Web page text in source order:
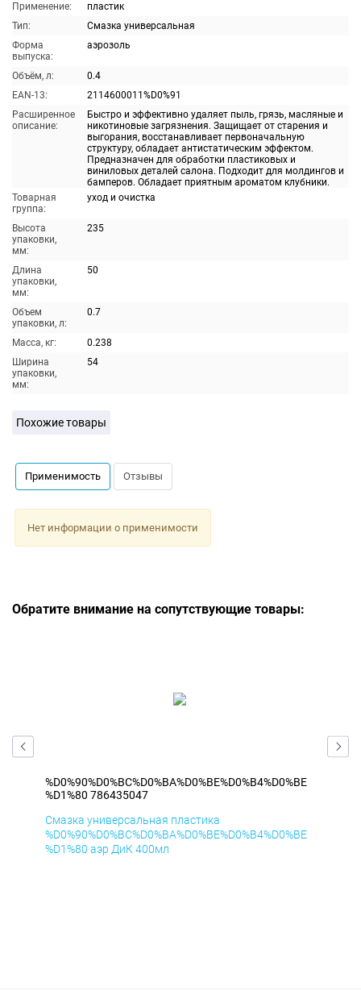
Применение:
пластик
Тип:
Смазка универсальная
Форма
выпуска:
аэрозоль
Объём, л:
0.4
EAN-13:
2114600011%D0%91
Расширенное
описание:
Быстро и эффективно удаляет пыль, грязь, масляные и
никотиновые загрязнения. Защищает от старения и
выгорания, восстанавливает первоначальную
структуру, обладает антистатическим эффектом.
Предназначен для обработки пластиковых и
виниловых деталей салона. Подходит для молдингов и
бамперов. Обладает приятным ароматом клубники.
Товарная
группа:
уход и очистка
Высота
упаковки,
мм:
235
Длина
упаковки,
мм:
50
Объем
упаковки, л:
0.7
Масса, кг:
0.238
Ширина
упаковки,
мм:
54
Похожие товары
Применимость Отзывы
Нет информации о применимости
Обратите внимание на сопутствующие товары:
%D0%90%D0%BC%D0%BA%D0%BE%D0%B4%D0%BE
%D1%80 786435047
Смазка универсальная пластика
%D0%90%D0%BC%D0%BA%D0%BE%D0%B4%D0%BE
%D1%80 аэр ДиК 400мл